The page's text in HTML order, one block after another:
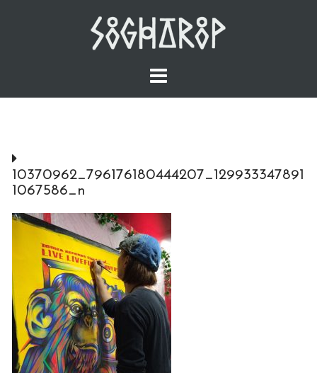
10370962_796176180444207_129933347891
1067586_n